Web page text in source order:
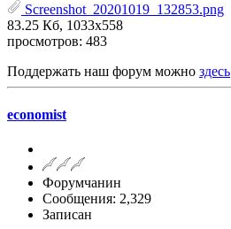
Screenshot_20201019_132853.png
83.25 Кб, 1033x558
просмотров: 483
Поддержать наш форум можно здесь
economist
Форумчанин
Сообщения: 2,329
Записан